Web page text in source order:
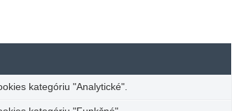
kategóriu "Analytické".